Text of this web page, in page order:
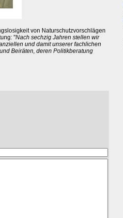
von Naturschutzvorschlägen
"Nach sechzig Jahren stellen wir
und damit unserer fachlichen
Beiräten, deren Politikberatung